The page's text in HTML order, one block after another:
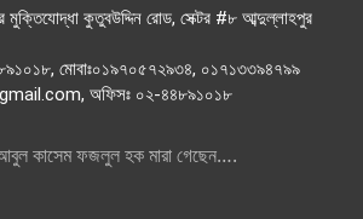
কুতুবউদ্দিন রোড, সেক্টর #৮ আব্দুল্লাহপুর
মোবাঃ০১৯৭০৫৭২৯৩৪, ০১৭১৩৩৯৪৭৯৯
অফিসঃ ০২-৪৪৮৯১০১৮
কাসেম ফজলুল হক মারা গেছেন….